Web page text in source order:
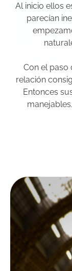
Al inicio ellos
parecían
Con el paso
relación
Entonces